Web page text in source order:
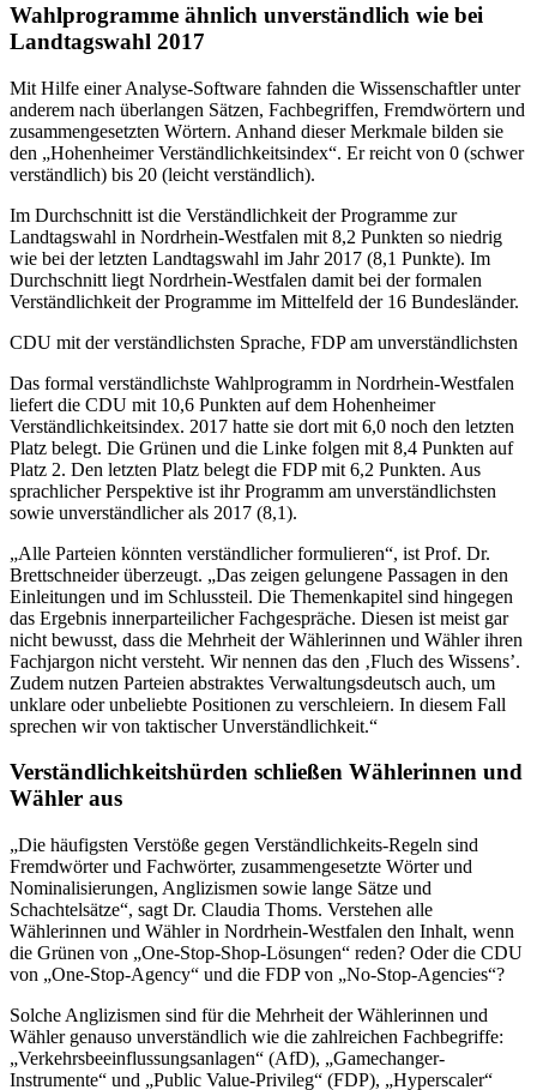
Wahlprogramme ähnlich unverständlich wie bei
Landtagswahl 2017
Mit Hilfe einer Analyse-Software fahnden die Wissenschaftler unter
anderem nach überlangen Sätzen, Fachbegriffen, Fremdwörtern und
zusammengesetzten Wörtern. Anhand dieser Merkmale bilden sie
den „Hohenheimer Verständlichkeitsindex“. Er reicht von 0 (schwer
verständlich) bis 20 (leicht verständlich).
Im Durchschnitt ist die Verständlichkeit der Programme zur
Landtagswahl in Nordrhein-Westfalen mit 8,2 Punkten so niedrig
wie bei der letzten Landtagswahl im Jahr 2017 (8,1 Punkte). Im
Durchschnitt liegt Nordrhein-Westfalen damit bei der formalen
Verständlichkeit der Programme im Mittelfeld der 16 Bundesländer.
CDU mit der verständlichsten Sprache, FDP am unverständlichsten
Das formal verständlichste Wahlprogramm in Nordrhein-Westfalen
liefert die CDU mit 10,6 Punkten auf dem Hohenheimer
Verständlichkeitsindex. 2017 hatte sie dort mit 6,0 noch den letzten
Platz belegt. Die Grünen und die Linke folgen mit 8,4 Punkten auf
Platz 2. Den letzten Platz belegt die FDP mit 6,2 Punkten. Aus
sprachlicher Perspektive ist ihr Programm am unverständlichsten
sowie unverständlicher als 2017 (8,1).
„Alle Parteien könnten verständlicher formulieren“, ist Prof. Dr.
Brettschneider überzeugt. „Das zeigen gelungene Passagen in den
Einleitungen und im Schlussteil. Die Themenkapitel sind hingegen
das Ergebnis innerparteilicher Fachgespräche. Diesen ist meist gar
nicht bewusst, dass die Mehrheit der Wählerinnen und Wähler ihren
Fachjargon nicht versteht. Wir nennen das den ‚Fluch des Wissens’.
Zudem nutzen Parteien abstraktes Verwaltungsdeutsch auch, um
unklare oder unbeliebte Positionen zu verschleiern. In diesem Fall
sprechen wir von taktischer Unverständlichkeit.“
Verständlichkeitshürden schließen Wählerinnen und
Wähler aus
„Die häufigsten Verstöße gegen Verständlichkeits-Regeln sind
Fremdwörter und Fachwörter, zusammengesetzte Wörter und
Nominalisierungen, Anglizismen sowie lange Sätze und
Schachtelsätze“, sagt Dr. Claudia Thoms. Verstehen alle
Wählerinnen und Wähler in Nordrhein-Westfalen den Inhalt, wenn
die Grünen von „One-Stop-Shop-Lösungen“ reden? Oder die CDU
von „One-Stop-Agency“ und die FDP von „No-Stop-Agencies“?
Solche Anglizismen sind für die Mehrheit der Wählerinnen und
Wähler genauso unverständlich wie die zahlreichen Fachbegriffe:
„Verkehrsbeeinflussungsanlagen“ (AfD), „Gamechanger-
Instrumente“ und „Public Value-Privileg“ (FDP), „Hyperscaler“